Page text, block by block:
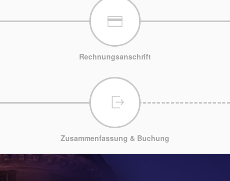
Rechnungsanschrift
Zusammenfassung & Buchung